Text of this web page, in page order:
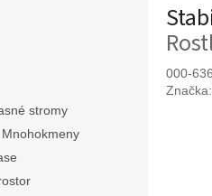
stromy
000-
Značka: